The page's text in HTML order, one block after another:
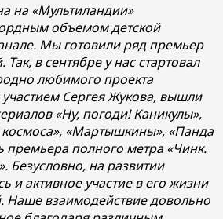
на «Мультиландии»
объемом детской
Мы готовили ряд премьер
в сентябре у нас стартовал
любимого проекта
Сергея Жукова, вышли
«Ну, погоди! Каникулы»,
«Мартышкины», «Панда
премьера полного метра «Чинк.
Безусловно, на развитии
и активное участие в его жизни
Наше взаимодействие довольно